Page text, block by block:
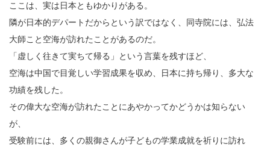
ここは、実は日本ともゆかりがある。
隣が日本的デパートだからという訳ではなく、同寺院には、弘法
大師こと空海が訪れたことがあるのだ。
「虚しく往きて実ちて帰る」という言葉を残すほど、
空海は中国で目覚しい学習成果を収め、日本に持ち帰り、多大な
功績を残した。
その偉大な空海が訪れたことにあやかってかどうかは知らない
が、
受験前には、多くの親御さんが子どもの学業成就を祈りに訪れ